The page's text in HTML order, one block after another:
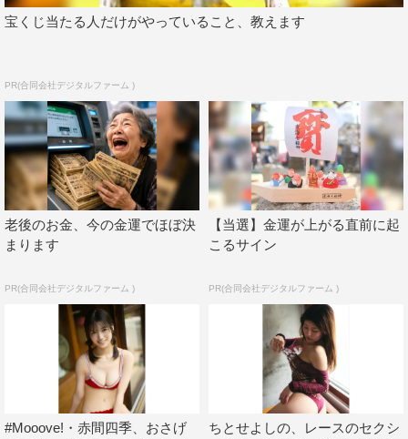
宝くじ当たる人だけがやっていること、教えます
PR(合同会社デジタルファーム )
老後のお金、今の金運でほぼ決
まります
PR(合同会社デジタルファーム )
【当選】金運が上がる直前に起
こるサイン
PR(合同会社デジタルファーム )
#Mooove!・赤間四季、おさげ
ちとせよしの、レースのセクシ